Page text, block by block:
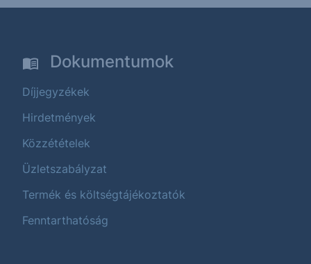
Dokumentumok
Díjjegyzékek
Hirdetmények
Közzétételek
Üzletszabályzat
Termék és költségtájékoztatók
Fenntarthatóság